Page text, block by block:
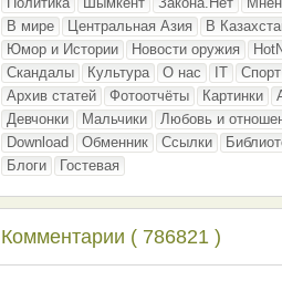
В мире
Центральная Азия В
Юмор и Истории
Новости оружия
Скандалы
Культура О нас IT
Спорт
Архив статей
Фотоотчёты Картинки
Девчонки
Мальчики Любовь и
Download
Обменник Ссылки
Блоги
Гостевая
Комментарии ( 786821 )